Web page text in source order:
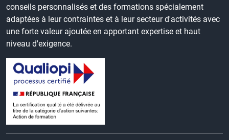
conseils personnalisés et des formations spécialement
adaptées à leur contraintes et à leur secteur d'activités avec
une forte valeur ajoutée en apportant expertise et haut
niveau d'exigence.